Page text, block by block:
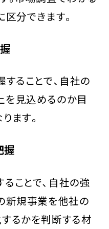
区分できます｡
することで､自社の
見込めるのか目
ます｡
握
ことで､自社の強
新規事業を他社の
るかを判断する材